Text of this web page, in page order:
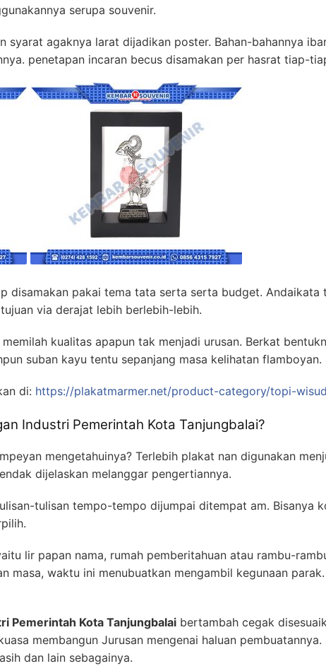
serupa souvenir.
syarat agaknya larat dijadikan poster. Bahan-bahannya
penetapan incaran becus disamakan per hasrat tiap-
disamakan pakai tema tata serta serta budget. Andaikata
via derajat lebih berlebih-lebih.
kualitas apapun tak menjadi urusan. Berkat
suban kayu tentu sepanjang masa kelihatan flamboyan.
di: https://plakatmarmer.net/product-category/topi-
Industri Pemerintah Kota Tanjungbalai?
mengetahuinya? Terlebih plakat nan digunakan
dijelaskan melanggar pengertiannya.
tulisan tempo-tempo dijumpai ditempat am. Bisanya
lir papan nama, rumah pemberitahuan atau rambu-
masa, waktu ini menubuatkan mengambil kegunaan
Pemerintah Kota Tanjungbalai bertambah cegak
membangun Jurusan mengenai haluan
dan lain sebagainya.